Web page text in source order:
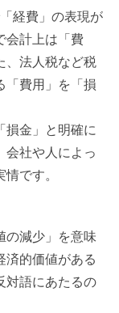
経費」の表現が
会計上は「費
、法人税など税
「費用」を「損
損金」と明確に
会社や人によっ
です。
の減少」を意味
済的価値がある
対語にあたるの